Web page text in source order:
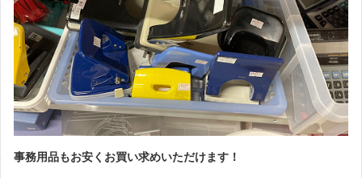
事務用品もお安くお買い求めいただけます！